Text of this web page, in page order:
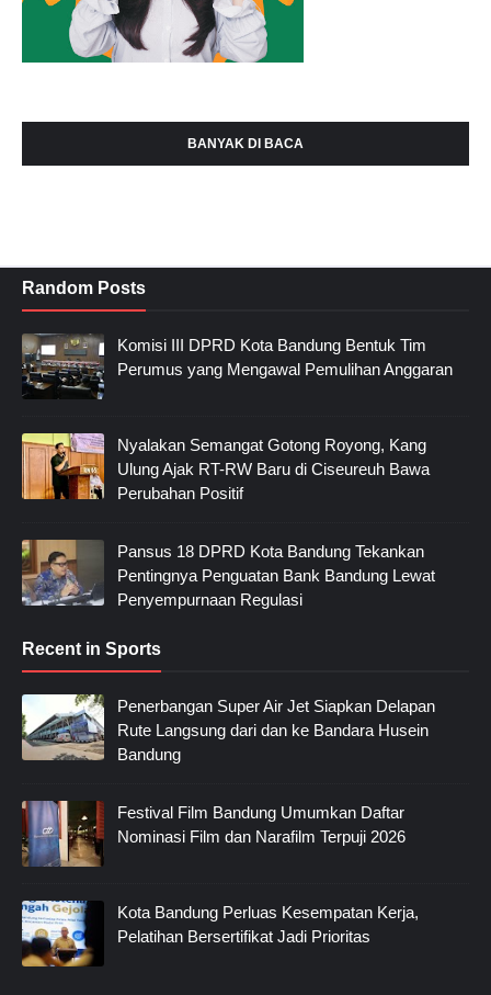
BANYAK DI BACA
Random Posts
Komisi III DPRD Kota Bandung Bentuk Tim
Perumus yang Mengawal Pemulihan Anggaran
Nyalakan Semangat Gotong Royong, Kang
Ulung Ajak RT-RW Baru di Ciseureuh Bawa
Perubahan Positif
Pansus 18 DPRD Kota Bandung Tekankan
Pentingnya Penguatan Bank Bandung Lewat
Penyempurnaan Regulasi
Recent in Sports
Penerbangan Super Air Jet Siapkan Delapan
Rute Langsung dari dan ke Bandara Husein
Bandung
Festival Film Bandung Umumkan Daftar
Nominasi Film dan Narafilm Terpuji 2026
Kota Bandung Perluas Kesempatan Kerja,
Pelatihan Bersertifikat Jadi Prioritas